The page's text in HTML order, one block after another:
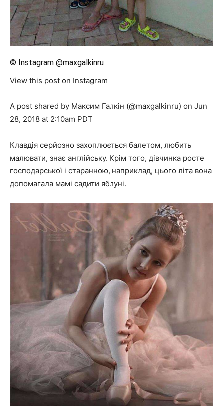
© Instagram @maxgalkinru
View this post on Instagram
A post shared by Максим Галкін (@maxgalkinru) on Jun
28, 2018 at 2:10am PDT
Клавдія серйозно захоплюється балетом, любить
малювати, знає англійську. Крім того, дівчинка росте
господарської і старанною, наприклад, цього літа вона
допомагала мамі садити яблуні.